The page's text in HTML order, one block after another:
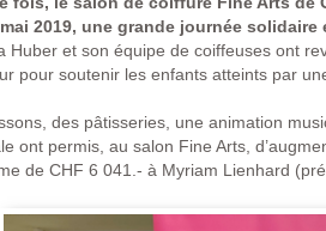
2019, une grande journée solidaire
Huber et son équipe de coiffeuses ont
pour soutenir les enfants atteints par
des pâtisseries, une animation
ont permis, au salon Fine Arts,
de CHF 6 041.- à Myriam Lienhard